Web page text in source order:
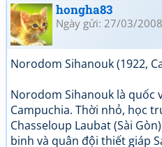
hongha83
Ngày gửi: 27/03/
Norodom Sihanouk (1922,
Norodom Sihanouk là quốc
Campuchia. Thời nhỏ, học
Chasseloup Laubat (Sài
binh và quân đội thiết giáp